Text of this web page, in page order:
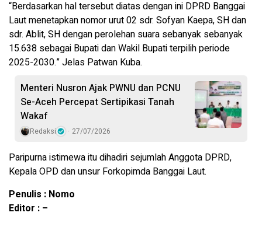
“Berdasarkan hal tersebut diatas dengan ini DPRD Banggai
Laut menetapkan nomor urut 02 sdr. Sofyan Kaepa, SH dan
sdr. Ablit, SH dengan perolehan suara sebanyak sebanyak
15.638 sebagai Bupati dan Wakil Bupati terpilih periode
2025-2030.” Jelas Patwan Kuba.
Menteri Nusron Ajak PWNU dan PCNU
Se-Aceh Percepat Sertipikasi Tanah
Wakaf
Redaksi 27/07/2026
Paripurna istimewa itu dihadiri sejumlah Anggota DPRD,
Kepala OPD dan unsur Forkopimda Banggai Laut.
Penulis : Nomo
Editor : –